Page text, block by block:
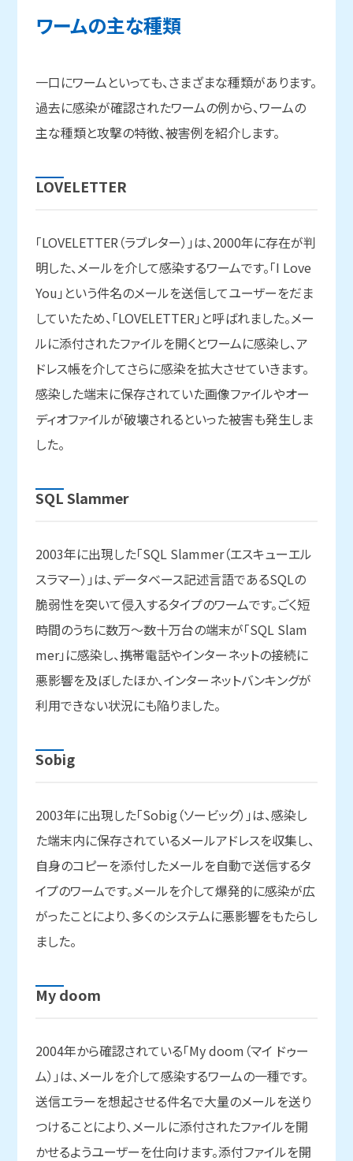
ワームの主な種類
一口にワームといっても、さまざまな種類があります。
過去に感染が確認されたワームの例から、ワームの
主な種類と攻撃の特徴、被害例を紹介します。
LOVELETTER
「LOVELETTER（ラブレター）」は、2000年に存在が判
明した、メールを介して感染するワームです。「I Love
You」という件名のメールを送信してユーザーをだま
していたため、「LOVELETTER」と呼ばれました。メー
ルに添付されたファイルを開くとワームに感染し、ア
ドレス帳を介してさらに感染を拡大させていきます。
感染した端末に保存されていた画像ファイルやオー
ディオファイルが破壊されるといった被害も発生しま
した。
SQL Slammer
2003年に出現した「SQL Slammer（エスキューエル
スラマー）」は、データベース記述言語であるSQLの
脆弱性を突いて侵入するタイプのワームです。ごく短
時間のうちに数万～数十万台の端末が「SQL Slam
mer」に感染し、携帯電話やインターネットの接続に
悪影響を及ぼしたほか、インターネットバンキングが
利用できない状況にも陥りました。
Sobig
2003年に出現した「Sobig（ソービッグ）」は、感染し
た端末内に保存されているメールアドレスを収集し、
自身のコピーを添付したメールを自動で送信するタ
イプのワームです。メールを介して爆発的に感染が広
がったことにより、多くのシステムに悪影響をもたらし
ました。
My doom
2004年から確認されている「My doom（マイ ドゥー
ム）」は、メールを介して感染するワームの一種です。
送信エラーを想起させる件名で大量のメールを送り
つけることにより、メールに添付されたファイルを開
かせるようユーザーを仕向けます。添付ファイルを開